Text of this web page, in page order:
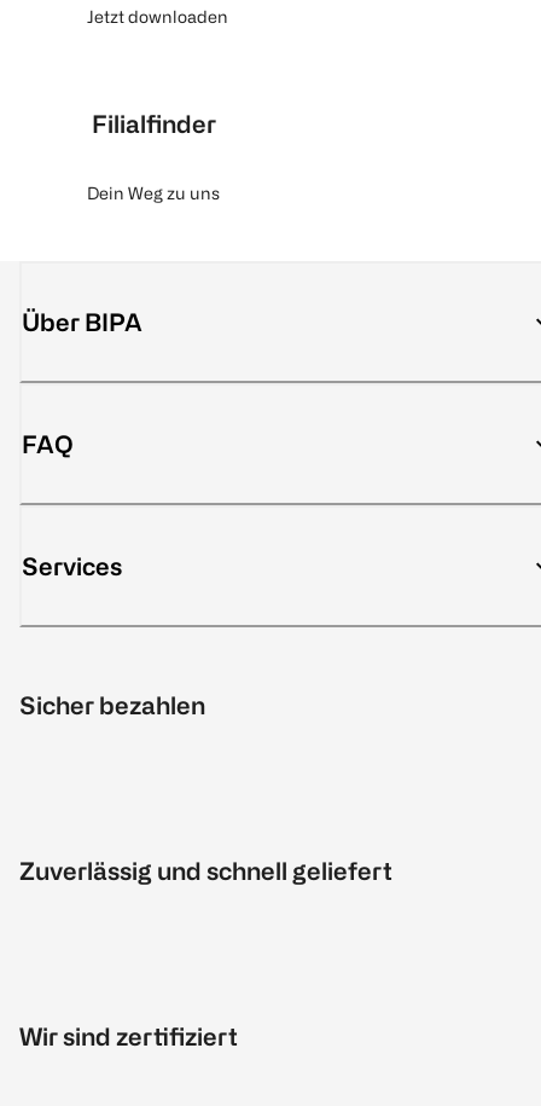
Jetzt downloaden
Filialfinder
Dein Weg zu uns
Über BIPA
FAQ
Services
Sicher bezahlen
Zuverlässig und schnell geliefert
Wir sind zertifiziert